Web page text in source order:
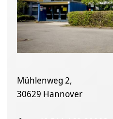
Mühlenweg 2,
30629 Hannover